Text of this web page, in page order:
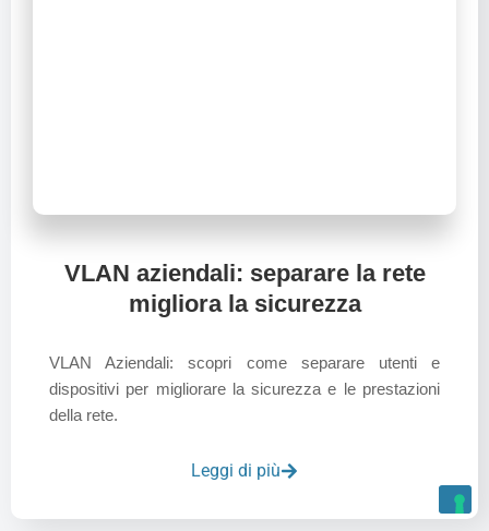
VLAN aziendali: separare la rete
migliora la sicurezza
VLAN Aziendali: scopri come separare utenti e
dispositivi per migliorare la sicurezza e le prestazioni
della rete.
Leggi di più